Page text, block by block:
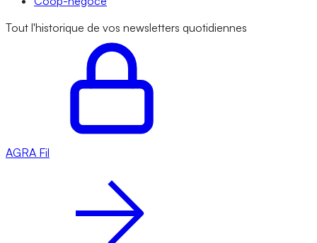
Tout l'historique de vos newsletters quotidiennes
AGRA Fil